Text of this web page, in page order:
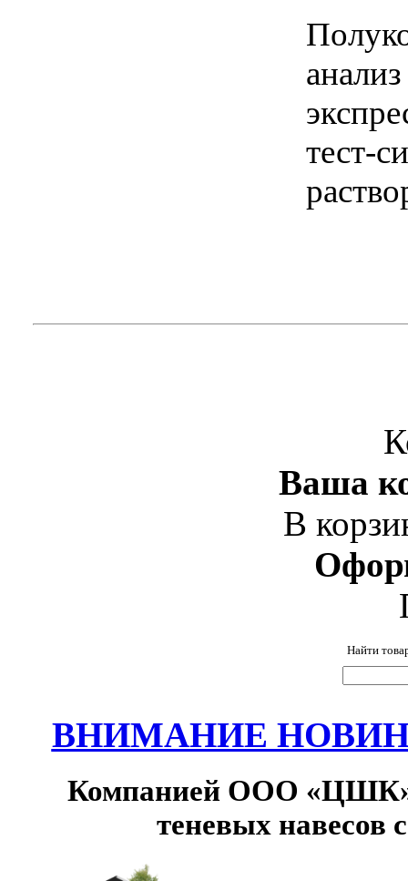
тест-
Ваша
В
Найти
ВНИМАНИЕ
Компанией ООО «ЦШК»
теневых навесов